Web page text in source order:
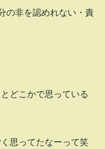
の非を認めれない・責
どこかで思っている
思ってたなーって笑